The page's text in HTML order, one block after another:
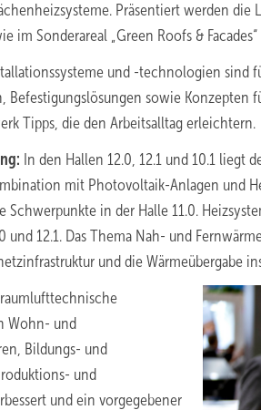
Präsentiert werden die
im Sonderareal „Green Roofs &
und -technologien sind
Befestigungslösungen sowie Konzepten
Tipps, die den Arbeitsalltag erleichtern.
In den Hallen 12.0, 12.1 und 10.1 liegt
mit Photovoltaik-Anlagen und
Schwerpunkte in der Halle 11.0.
und 12.1. Das Thema Nah- und
und die Wärmeübergabe
Wohn- und
Bildungs- und
und
und ein vorgegebener